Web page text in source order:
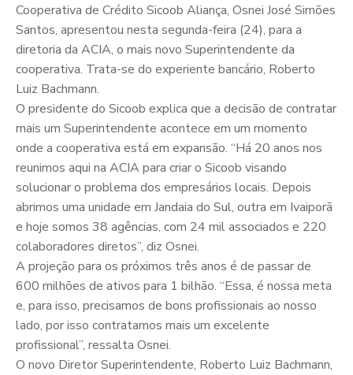
Cooperativa de Crédito Sicoob Aliança, Osnei José Simões
Santos, apresentou nesta segunda-feira (24), para a
diretoria da ACIA, o mais novo Superintendente da
cooperativa. Trata-se do experiente bancário, Roberto
Luiz Bachmann.
O presidente do Sicoob explica que a decisão de contratar
mais um Superintendente acontece em um momento
onde a cooperativa está em expansão. “Há 20 anos nos
reunimos aqui na ACIA para criar o Sicoob visando
solucionar o problema dos empresários locais. Depois
abrimos uma unidade em Jandaia do Sul, outra em Ivaiporã
e hoje somos 38 agências, com 24 mil associados e 220
colaboradores diretos”, diz Osnei.
A projeção para os próximos três anos é de passar de
600 milhões de ativos para 1 bilhão. “Essa, é nossa meta
e, para isso, precisamos de bons profissionais ao nosso
lado, por isso contratamos mais um excelente
profissional”, ressalta Osnei.
O novo Diretor Superintendente, Roberto Luiz Bachmann,